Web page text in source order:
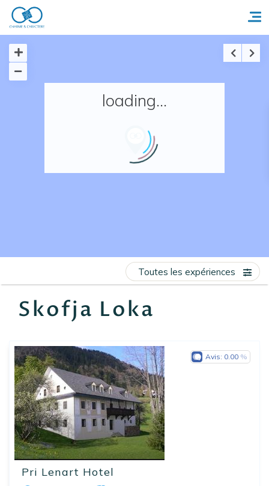
Accueil
Nos adresses en France
loading...
Skofja Loka
Toutes les expériences
Pri Lenart Hotel
Avis: 0.00